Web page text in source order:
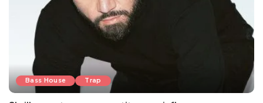
Bass House Trap